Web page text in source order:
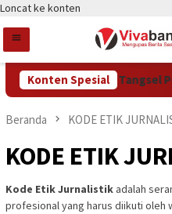
Loncat ke konten
Konten Spesial
Pemkot Tangsel
Beranda KODE ETIK
KODE ETIK
Kode Etik Jurnalistik adalah
profesional yang harus diikuti oleh